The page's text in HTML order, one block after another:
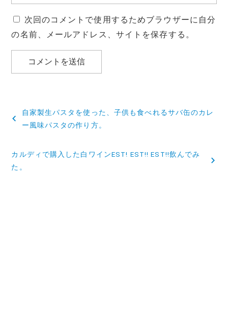
次回のコメントで使用するためブラウザーに自分
の名前、メールアドレス、サイトを保存する。
稿
ビ
自家製生パスタを使った、子供も食べれるサバ缶のカレ
ー風味パスタの作り方。
カルディで購入した白ワインEST! EST!! EST!!飲んでみ
た。